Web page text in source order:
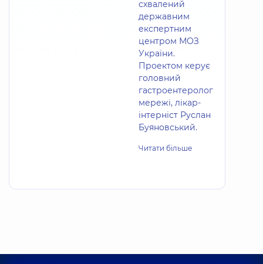
схвалений
державним
експертним
центром МОЗ
України.
Проектом керує
головний
гастроентеролог
мережі, лікар-
інтерніст Руслан
Буяновський.
Читати більше